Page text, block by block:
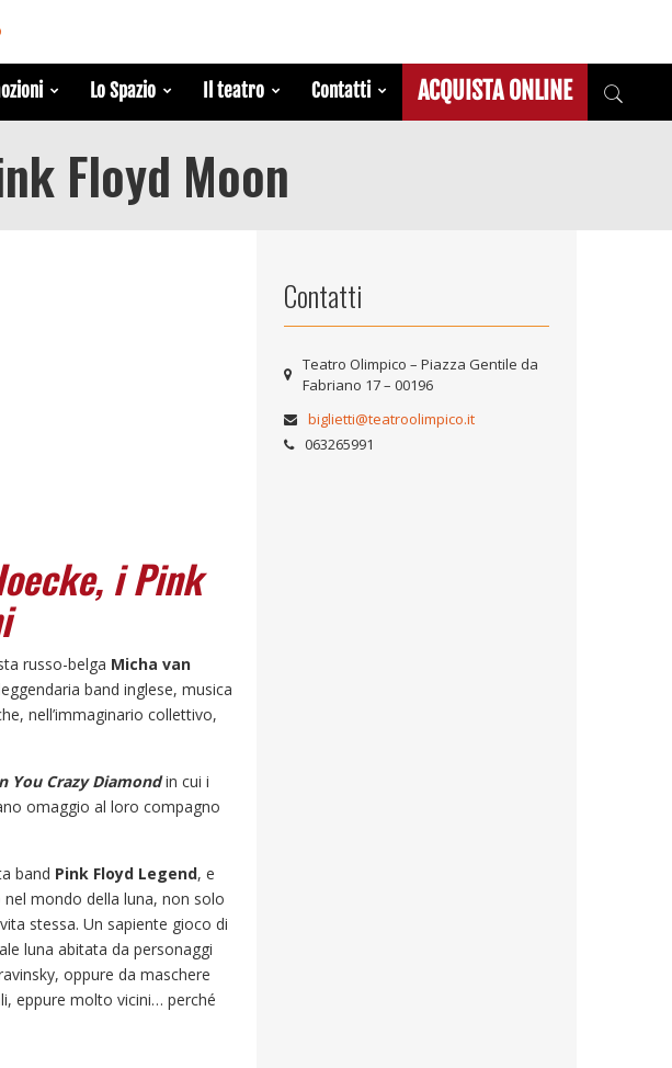
Lo Spazio Il teatro Contatti ACQUISTA ONLINE
Floyd Moon
i Pink
russo-belga Micha van
band inglese, musica
nell’immaginario collettivo,
You Crazy Diamondin cui i
omaggio al loro compagno
band Pink Floyd Legend, e
nel mondo della luna, non solo
stessa. Un sapiente gioco di
luna abitata da personaggi
oppure da maschere
eppure molto vicini… perché
Contatti
Teatro Olimpico – Piazza Gentile da
Fabriano 17 – 00196
biglietti@teatroolimpico.it
063265991